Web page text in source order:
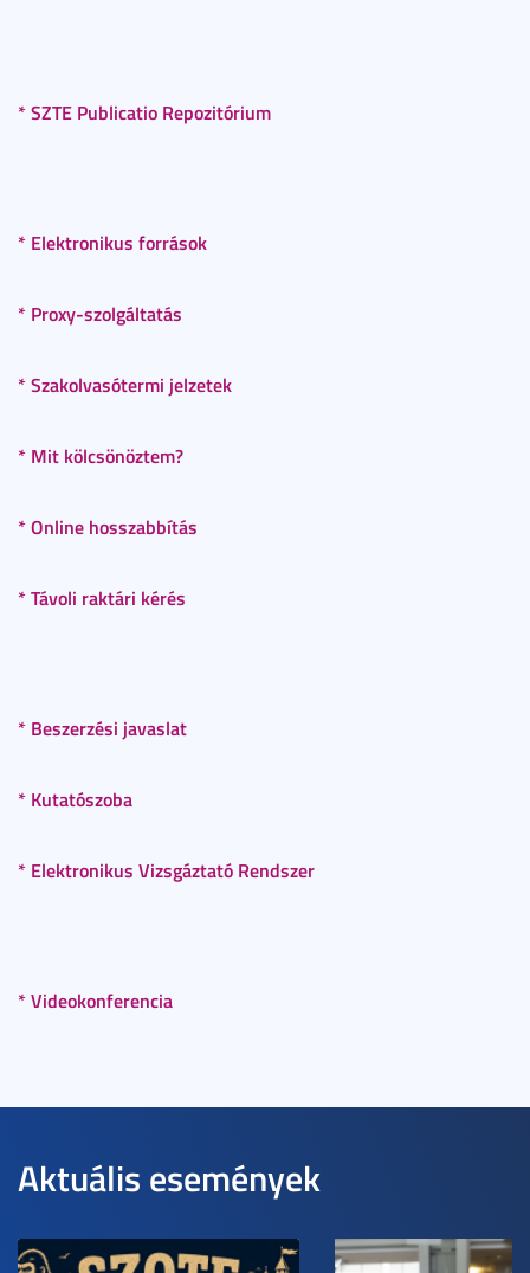
* SZTE Publicatio Repozitórium
* Elektronikus források
* Proxy-szolgáltatás
* Szakolvasótermi jelzetek
* Mit kölcsönöztem?
* Online hosszabbítás
* Távoli raktári kérés
* Beszerzési javaslat
* Kutatószoba
* Elektronikus Vizsgáztató Rendszer
* Videokonferencia
Aktuális események